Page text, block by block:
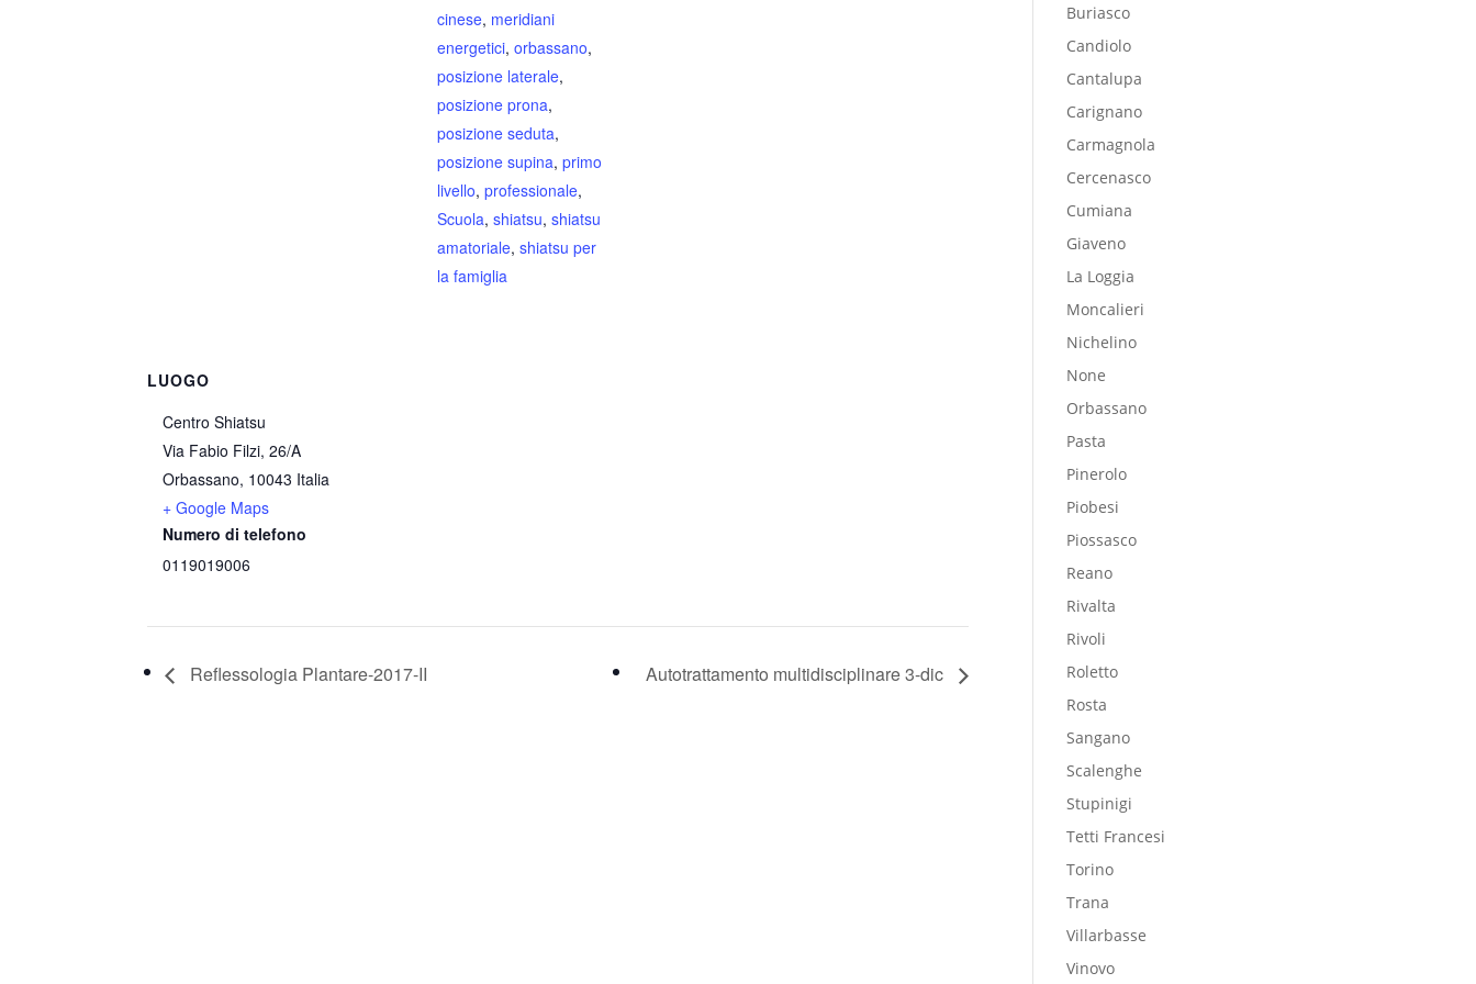
cinese, meridiani
energetici,orbassano,
posizione laterale,
posizione prona,
posizione seduta,
posizione supina,primo
livello,professionale,
Scuola,shiatsu,shiatsu
amatoriale,shiatsu per
la famiglia
LUOGO
Centro Shiatsu
Via Fabio Filzi, 26/A
Orbassano, 10043 Italia
+ Google Maps
Numero di telefono
0119019006
Reflessologia Plantare-2017-II Autotrattamento multidisciplinare 3-dic
Buriasco
Candiolo
Cantalupa
Carignano
Carmagnola
Cercenasco
Cumiana
Giaveno
La Loggia
Moncalieri
Nichelino
None
Orbassano
Pasta
Pinerolo
Piobesi
Piossasco
Reano
Rivalta
Rivoli
Roletto
Rosta
Sangano
Scalenghe
Stupinigi
Tetti Francesi
Torino
Trana
Villarbasse
Vinovo